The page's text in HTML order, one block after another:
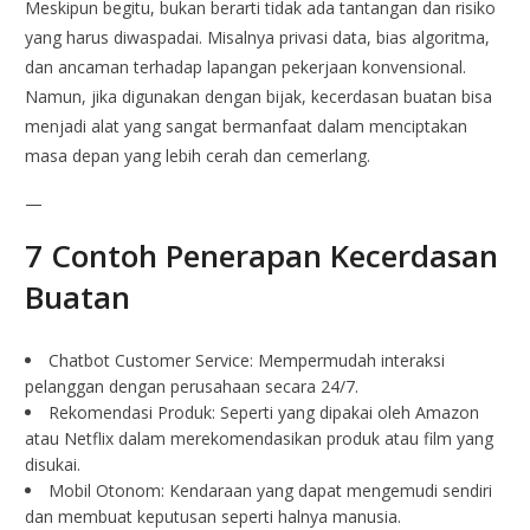
Meskipun begitu, bukan berarti tidak ada tantangan dan risiko
yang harus diwaspadai. Misalnya privasi data, bias algoritma,
dan ancaman terhadap lapangan pekerjaan konvensional.
Namun, jika digunakan dengan bijak, kecerdasan buatan bisa
menjadi alat yang sangat bermanfaat dalam menciptakan
masa depan yang lebih cerah dan cemerlang.
—
7 Contoh Penerapan Kecerdasan
Buatan
Chatbot Customer Service: Mempermudah interaksi
pelanggan dengan perusahaan secara 24/7.
Rekomendasi Produk: Seperti yang dipakai oleh Amazon
atau Netflix dalam merekomendasikan produk atau film yang
disukai.
Mobil Otonom: Kendaraan yang dapat mengemudi sendiri
dan membuat keputusan seperti halnya manusia.